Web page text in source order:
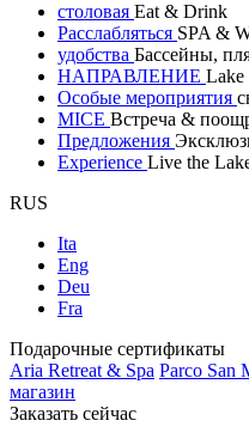
столовая Eat & Drink
Расслабляться SPA &
удобства Бассейны,
НАПРАВЛЕНИЕ Lake
Особые мероприятия
MICE Встреча &
Предложения
Experience Live the
RUS
Ita
Eng
Deu
Fra
Подарочные сертификаты
Aria Retreat & Spa Parco San
магазин
Заказать сейчас